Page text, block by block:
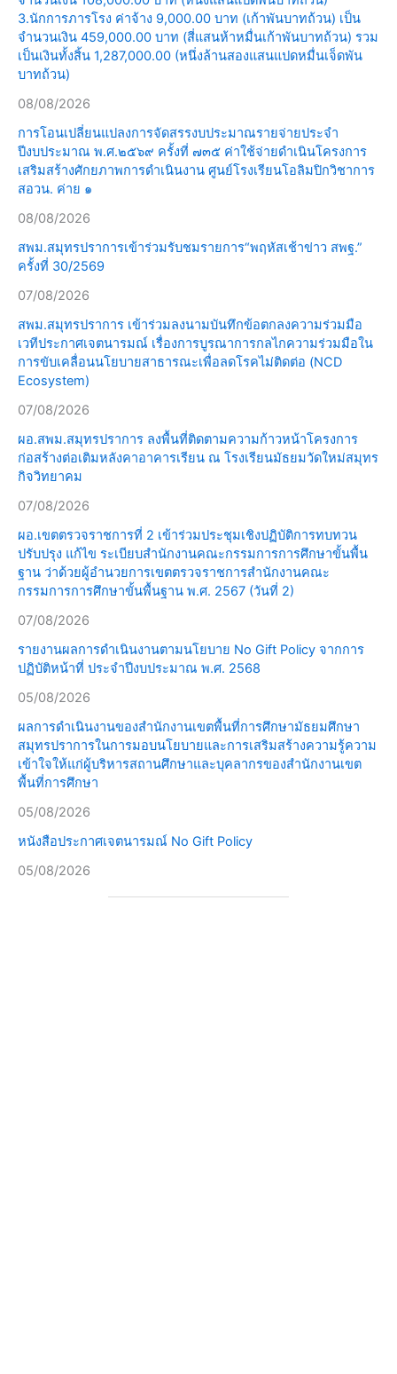
3.นักการภารโรง ค่าจ้าง 9,000.00 บาท (เก้าพันบาทถ้วน) เป็น
จำนวนเงิน 459,000.00 บาท (สี่แสนห้าหมื่นเก้าพันบาทถ้วน) รวม
เป็นเงินทั้งสิ้น 1,287,000.00 (หนึ่งล้านสองแสนแปดหมื่นเจ็ดพัน
บาทถ้วน)
08/08/2026
การโอนเปลี่ยนแปลงการจัดสรรงบประมาณรายจ่ายประจำ
ปีงบประมาณ พ.ศ.๒๕๖๙ ครั้งที่ ๗๓๕ ค่าใช้จ่ายดำเนินโครงการ
เสริมสร้างศักยภาพการดำเนินงาน ศูนย์โรงเรียนโอลิมปิกวิชาการ
สอวน. ค่าย ๑
08/08/2026
สพม.สมุทรปราการเข้าร่วมรับชมรายการ“พฤหัสเช้าข่าว สพฐ.”
ครั้งที่ 30/2569
07/08/2026
สพม.สมุทรปราการ เข้าร่วมลงนามบันทึกข้อตกลงความร่วมมือ
เวทีประกาศเจตนารมณ์ เรื่องการบูรณาการกลไกความร่วมมือใน
การขับเคลื่อนนโยบายสาธารณะเพื่อลดโรคไม่ติดต่อ (NCD
Ecosystem)
07/08/2026
ผอ.สพม.สมุทรปราการ ลงพื้นที่ติดตามความก้าวหน้าโครงการ
ก่อสร้างต่อเติมหลังคาอาคารเรียน ณ โรงเรียนมัธยมวัดใหม่สมุทร
กิจวิทยาคม
07/08/2026
ผอ.เขตตรวจราชการที่ 2 เข้าร่วมประชุมเชิงปฏิบัติการทบทวน
ปรับปรุง แก้ไข ระเบียบสำนักงานคณะกรรมการการศึกษาขั้นพื้น
ฐาน ว่าด้วยผู้อำนวยการเขตตรวจราชการสำนักงานคณะ
กรรมการการศึกษาขั้นพื้นฐาน พ.ศ. 2567 (วันที่ 2)
07/08/2026
รายงานผลการดำเนินงานตามนโยบาย No Gift Policy จากการ
ปฏิบัติหน้าที่ ประจำปีงบประมาณ พ.ศ. 2568
05/08/2026
ผลการดำเนินงานของสำนักงานเขตพื้นที่การศึกษามัธยมศึกษา
สมุทรปราการในการมอบนโยบายและการเสริมสร้างความรู้ความ
เข้าใจให้แก่ผู้บริหารสถานศึกษาและบุคลากรของสำนักงานเขต
พื้นที่การศึกษา
05/08/2026
หนังสือประกาศเจตนารมณ์ No Gift Policy
05/08/2026